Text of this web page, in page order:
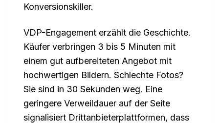
Konversionskiller.
VDP-Engagement erzählt die Geschichte.
Käufer verbringen 3 bis 5 Minuten mit
einem gut aufbereiteten Angebot mit
hochwertigen Bildern. Schlechte Fotos?
Sie sind in 30 Sekunden weg. Eine
geringere Verweildauer auf der Seite
signalisiert Drittanbieterplattformen, dass